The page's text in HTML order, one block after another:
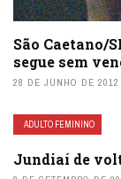
São Caetano/
segue sem
28 DE JUNHO DE 2012
ADULTO FEMININO
Jundiaí de